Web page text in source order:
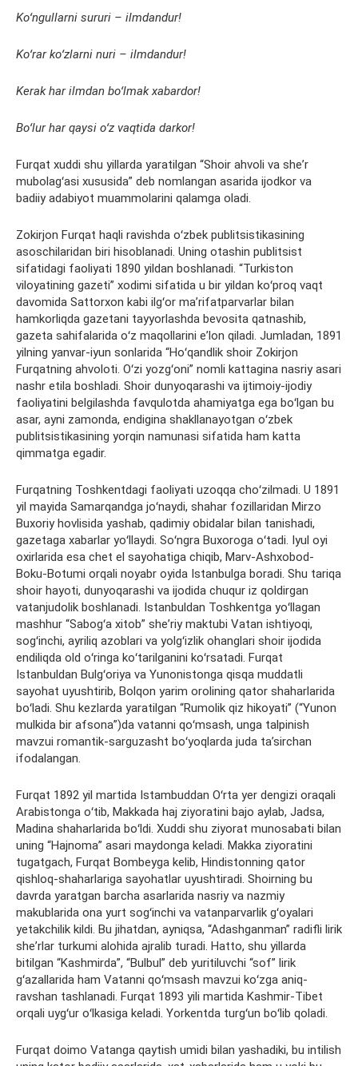
Koʻngullarni sururi – ilmdandur!
Koʻrar koʻzlarni nuri – ilmdandur!
Kerak har ilmdan boʻlmak xabardor!
Boʻlur har qaysi oʻz vaqtida darkor!
Furqat xuddi shu yillarda yaratilgan “Shoir ahvoli va sheʼr
mubolagʻasi xususida” deb nomlangan asarida ijodkor va
badiiy adabiyot muammolarini qalamga oladi.
Zokirjon Furqat haqli ravishda oʻzbek publitsistikasining
asoschilaridan biri hisoblanadi. Uning otashin publitsist
sifatidagi faoliyati 1890 yildan boshlanadi. “Turkiston
viloyatining gazeti” xodimi sifatida u bir yildan koʻproq vaqt
davomida Sattorxon kabi ilgʻor maʼrifatparvarlar bilan
hamkorliqda gazetani tayyorlashda bevosita qatnashib,
gazeta sahifalarida oʻz maqollarini eʼlon qiladi. Jumladan, 1891
yilning yanvar-iyun sonlarida “Hoʻqandlik shoir Zokirjon
Furqatning ahvoloti. Oʻzi yozgʻoni” nomli kattagina nasriy asari
nashr etila boshladi. Shoir dunyoqarashi va ijtimoiy-ijodiy
faoliyatini belgilashda favqulotda ahamiyatga ega boʻlgan bu
asar, ayni zamonda, endigina shakllanayotgan oʻzbek
publitsistikasining yorqin namunasi sifatida ham katta
qimmatga egadir.
Furqatning Toshkentdagi faoliyati uzoqqa choʻzilmadi. U 1891
yil mayida Samarqandga joʻnaydi, shahar fozillaridan Mirzo
Buxoriy hovlisida yashab, qadimiy obidalar bilan tanishadi,
gazetaga xabarlar yoʻllaydi. Soʻngra Buxoroga oʻtadi. Iyul oyi
oxirlarida esa chet el sayohatiga chiqib, Marv-Ashxobod-
Boku-Botumi orqali noyabr oyida Istanbulga boradi. Shu tariqa
shoir hayoti, dunyoqarashi va ijodida chuqur iz qoldirgan
vatanjudolik boshlanadi. Istanbuldan Toshkentga yoʻllagan
mashhur “Sabogʻa xitob” sheʼriy maktubi Vatan ishtiyoqi,
sogʻinchi, ayriliq azoblari va yolgʻizlik ohanglari shoir ijodida
endiliqda old oʻringa koʻtarilganini koʻrsatadi. Furqat
Istanbuldan Bulgʻoriya va Yunonistonga qisqa muddatli
sayohat uyushtirib, Bolqon yarim orolining qator shaharlarida
boʻladi. Shu kezlarda yaratilgan “Rumolik qiz hikoyati” (“Yunon
mulkida bir afsona”)da vatanni qoʻmsash, unga talpinish
mavzui romantik-sarguzasht boʻyoqlarda juda taʼsirchan
ifodalangan.
Furqat 1892 yil martida Istambuddan Oʻrta yer dengizi oraqali
Arabistonga oʻtib, Makkada haj ziyoratini bajo aylab, Jadsa,
Madina shaharlarida boʻldi. Xuddi shu ziyorat munosabati bilan
uning “Hajnoma” asari maydonga keladi. Makka ziyoratini
tugatgach, Furqat Bombeyga kelib, Hindistonning qator
qishloq-shaharlariga sayohatlar uyushtiradi. Shoirning bu
davrda yaratgan barcha asarlarida nasriy va nazmiy
makublarida ona yurt sogʻinchi va vatanparvarlik gʻoyalari
yetakchilik kildi. Bu jihatdan, ayniqsa, “Adashganman” radifli lirik
sheʼrlar turkumi alohida ajralib turadi. Hatto, shu yillarda
bitilgan “Kashmirda”, “Bulbul” deb yuritiluvchi “sof” lirik
gʻazallarida ham Vatanni qoʻmsash mavzui koʻzga aniq-
ravshan tashlanadi. Furqat 1893 yili martida Kashmir-Tibet
orqali uygʻur oʻlkasiga keladi. Yorkentda turgʻun boʻlib qoladi.
Furqat doimo Vatanga qaytish umidi bilan yashadiki, bu intilish